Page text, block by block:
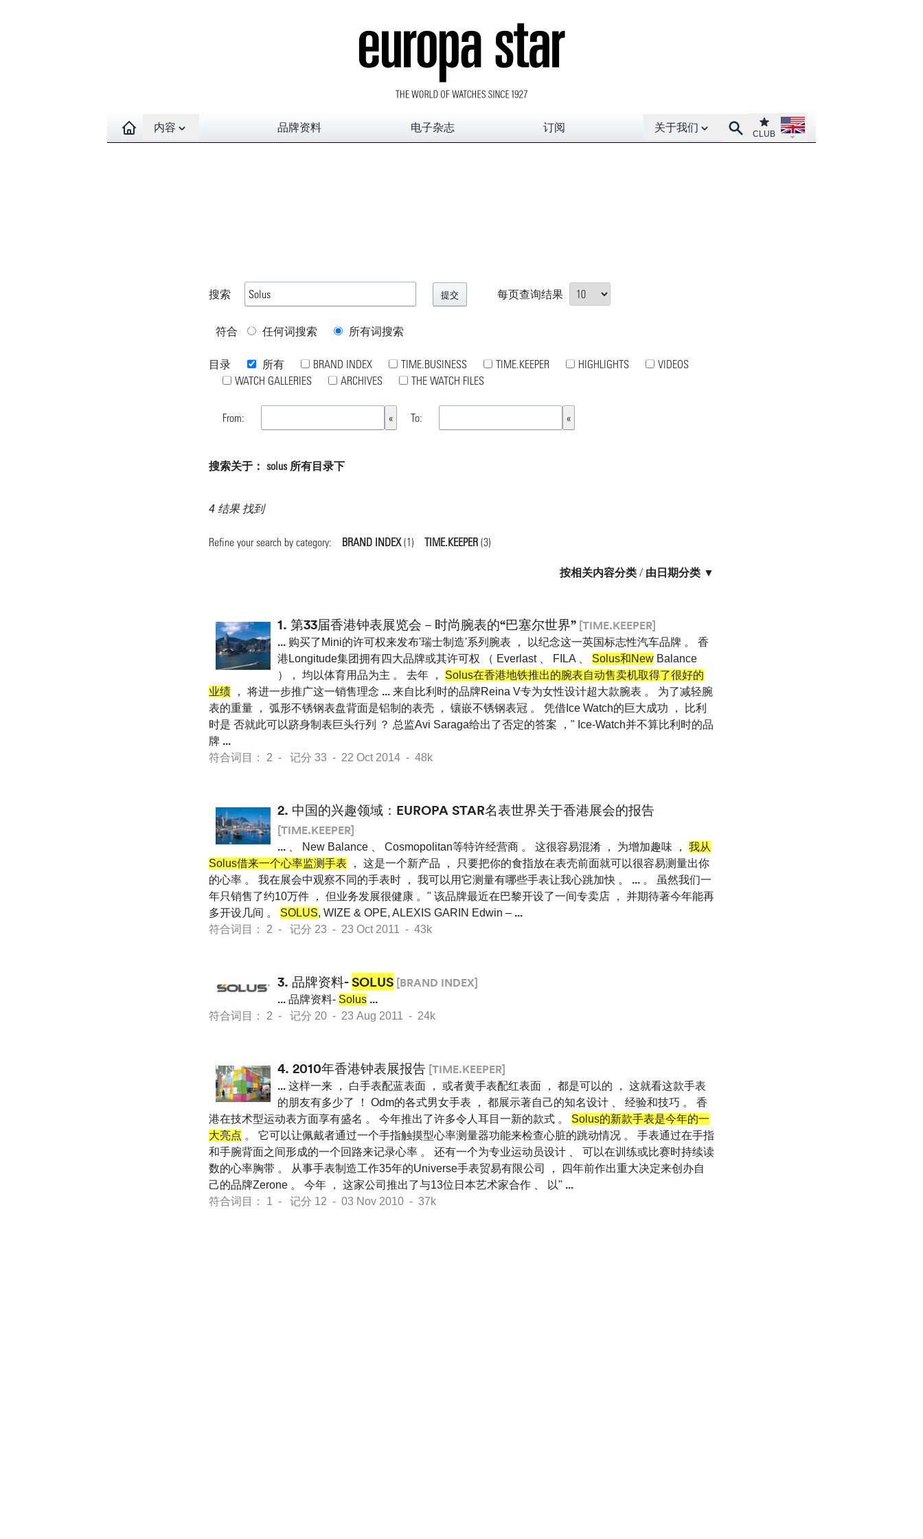
Open contents menu
内容 品牌资料 电子杂志 订阅
Open About menu
关于我们 SearchClub
CLUB
Open language menu
搜索 每页查询结果
符合 任何词搜索 所有词搜索
目录 所有 BRAND INDEX TIME.BUSINESS TIME.KEEPER HIGHLIGHTS
VIDEOS
WATCH GALLERIES
ARCHIVES THE WATCH FILES
From: To:
搜索关于： solus 所有目录下
4 结果 找到
Refine your search by category: BRAND INDEX(1) TIME.KEEPER (3)
按相关内容分类 / 由日期分类 ▼
1. 第33届香港钟表展览会－时尚腕表的“巴塞尔世界” [TIME.KEEPER]
... 购买了Mini的许可权来发布'瑞士制造'系列腕表 ， 以纪念这一英国标志性汽车品牌 。 香
港Longitude集团拥有四大品牌或其许可权 （ Everlast 、 FILA 、 Solus和New Balance
）， 均以体育用品为主 。 去年 ， Solus在香港地铁推出的腕表自动售卖机取得了很好的
业绩 ， 将进一步推广这一销售理念 ... 来自比利时的品牌Reina V专为女性设计超大款腕表 。 为了减轻腕
表的重量 ， 弧形不锈钢表盘背面是铝制的表壳 ， 镶嵌不锈钢表冠 。 凭借Ice Watch的巨大成功 ， 比利
时是 否就此可以跻身制表巨头行列 ？ 总监Avi Saraga给出了否定的答案 ，" Ice-Watch并不算比利时的品
牌 ...
符合词目： 2 - 记分 33 - 22 Oct 2014 - 48k
2. 中国的兴趣领域：EUROPA STAR名表世界关于香港展会的报告
[TIME.KEEPER]
... 、 New Balance 、 Cosmopolitan等特许经营商 。 这很容易混淆 ， 为增加趣味 ， 我从
Solus借来一个心率监测手表 ， 这是一个新产品 ， 只要把你的食指放在表壳前面就可以很容易测量出你
的心率 。 我在展会中观察不同的手表时 ， 我可以用它测量有哪些手表让我心跳加快 。 ... 。 虽然我们一
年只销售了约10万件 ， 但业务发展很健康 。" 该品牌最近在巴黎开设了一间专卖店 ， 并期待著今年能再
多开设几间 。 SOLUS, WIZE & OPE, ALEXIS GARIN Edwin – ...
符合词目： 2 - 记分 23 - 23 Oct 2011 - 43k
3. 品牌资料-SOLUS [BRAND INDEX]
... 品牌资料- Solus ...
符合词目： 2 - 记分 20 - 23 Aug 2011 - 24k
4. 2010年香港钟表展报告 [TIME.KEEPER]
... 这样一来 ， 白手表配蓝表面 ， 或者黄手表配红表面 ， 都是可以的 ， 这就看这款手表
的朋友有多少了 ！ Odm的各式男女手表 ， 都展示著自己的知名设计 、 经验和技巧 。 香
港在技术型运动表方面享有盛名 。 今年推出了许多令人耳目一新的款式 。 Solus的新款手表是今年的一
大亮点 。 它可以让佩戴者通过一个手指触摸型心率测量器功能来检查心脏的跳动情况 。 手表通过在手指
和手腕背面之间形成的一个回路来记录心率 。 还有一个为专业运动员设计 、 可以在训练或比赛时持续读
数的心率胸带 。 从事手表制造工作35年的Universe手表贸易有限公司 ， 四年前作出重大决定来创办自
己的品牌Zerone 。 今年 ， 这家公司推出了与13位日本艺术家合作 、 以" ...
符合词目： 1 - 记分 12 - 03 Nov 2010 - 37k